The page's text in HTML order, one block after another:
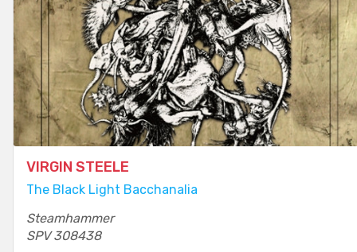
VIRGIN STEELE
The Black Light Bacchanalia
Steamhammer
SPV 308438